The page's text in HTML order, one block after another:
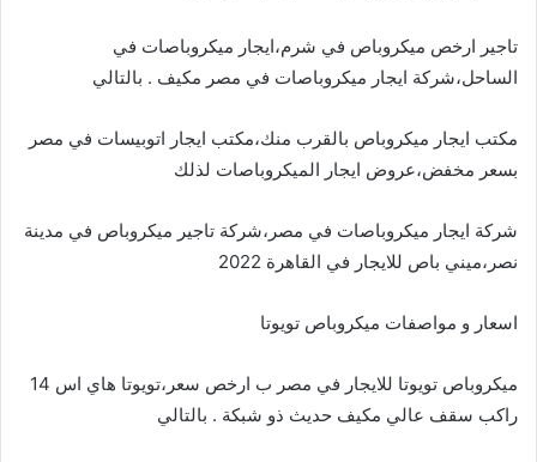
تاجير ارخص ميكروباص في شرم،ايجار ميكروباصات في
الساحل،شركة ايجار ميكروباصات في مصر مكيف . بالتالي
مكتب ايجار ميكروباص بالقرب منك،مكتب ايجار اتوبيسات في مصر
بسعر مخفض،عروض ايجار الميكروباصات لذلك
شركة ايجار ميكروباصات في مصر،شركة تاجير ميكروباص في مدينة
نصر،ميني باص للايجار في القاهرة 2022
اسعار و مواصفات ميكروباص تويوتا
ميكروباص تويوتا للايجار في مصر ب ارخص سعر،تويوتا هاي اس 14
راكب سقف عالي مكيف حديث ذو شبكة . بالتالي